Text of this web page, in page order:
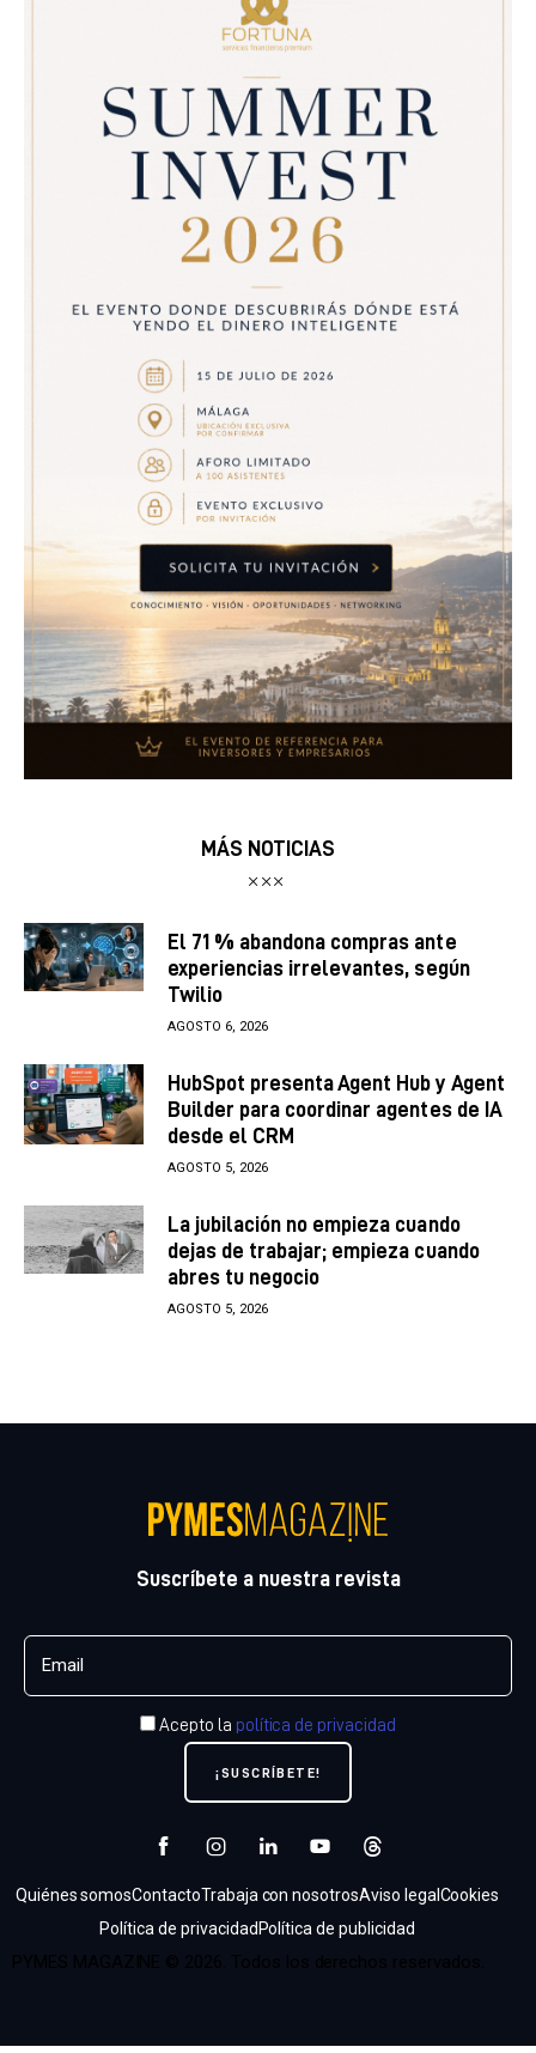
MÁS NOTICIAS
El 71 % abandona compras ante
experiencias irrelevantes, según
Twilio
AGOSTO 6, 2026
HubSpot presenta Agent Hub y Agent
Builder para coordinar agentes de IA
desde el CRM
AGOSTO 5, 2026
La jubilación no empieza cuando
dejas de trabajar; empieza cuando
abres tu negocio
AGOSTO 5, 2026
Suscríbete a nuestra revista
Acepto la política de privacidad
Quiénes somosContactoTrabaja con nosotrosAviso legal Cookies
Política de privacidad Política de publicidad